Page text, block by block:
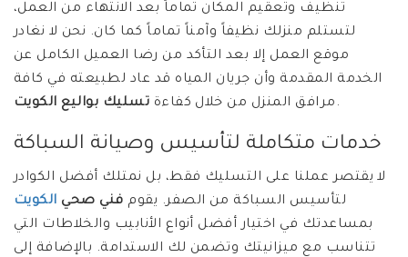
تنظيف وتعقيم المكان تماماً بعد الانتهاء من العمل،
لتستلم منزلك نظيفاً وآمناً تماماً كما كان. نحن لا نغادر
موقع العمل إلا بعد التأكد من رضا العميل الكامل عن
الخدمة المقدمة وأن جريان المياه قد عاد لطبيعته في كافة
مرافق المنزل من خلال كفاءة تسليك بواليع الكويت .
خدمات متكاملة لتأسيس وصيانة السباكة
لا يقتصر عملنا على التسليك فقط، بل نمتلك أفضل الكوادر
لتأسيس السباكة من الصفر. يقوم فني صحي الكويت
بمساعدتك في اختيار أفضل أنواع الأنابيب والخلاطات التي
تتناسب مع ميزانيتك وتضمن لك الاستدامة. بالإضافة إلى